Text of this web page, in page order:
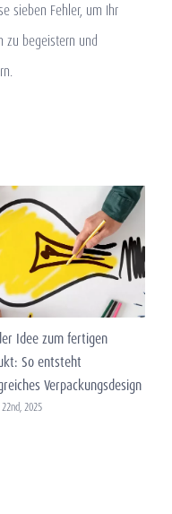
sieben Fehler, um Ihr
zu begeistern und
Idee zum fertigen
So entsteht
Verpackungsdesign
2025